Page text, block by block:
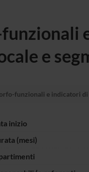
e
funzionali e indicatori di
inizio
(mesi)